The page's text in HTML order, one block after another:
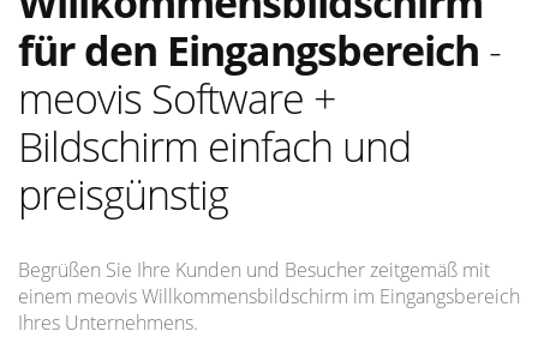
für den Eingangsbereich -
meovis Software +
Bildschirm einfach und
preisgünstig
Begrüßen Sie Ihre Kunden und Besucher zeitgemäß mit
einem meovis Willkommensbildschirm im Eingangsbereich
Ihres Unternehmens.